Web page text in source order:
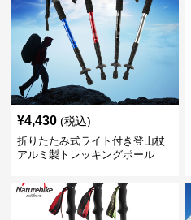
¥4,430 (税込)
折りたたみ式ライト付き登山杖
アルミ製トレッキングポール